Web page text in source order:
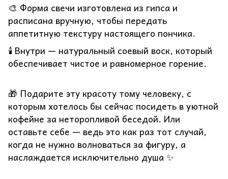
🎨 Форма свечи изготовлена из гипса и
расписана вручную, чтобы передать
аппетитную текстуру настоящего пончика.
🕯️ Внутри — натуральный соевый воск, который
обеспечивает чистое и равномерное горение.
🎁 Подарите эту красоту тому человеку, с
которым хотелось бы сейчас посидеть в уютной
кофейне за неторопливой беседой. Или
оставьте себе — ведь это как раз тот случай,
когда не нужно волноваться за фигуру, а
наслаждается исключительно душа ✨